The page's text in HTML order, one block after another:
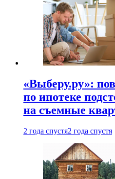
«Выберу.ру»:
по ипотеке
на съемные
2 года спустя2 года спустя